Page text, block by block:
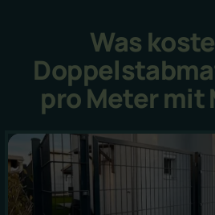
Was
pro Meter mit